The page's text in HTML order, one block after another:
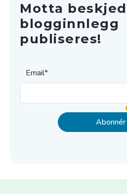
Motta
blogginnlegg
publiseres!
Email*